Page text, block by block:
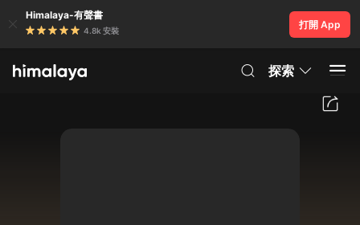
Himalaya-有聲書
4.8k 安裝
打開 App
探索